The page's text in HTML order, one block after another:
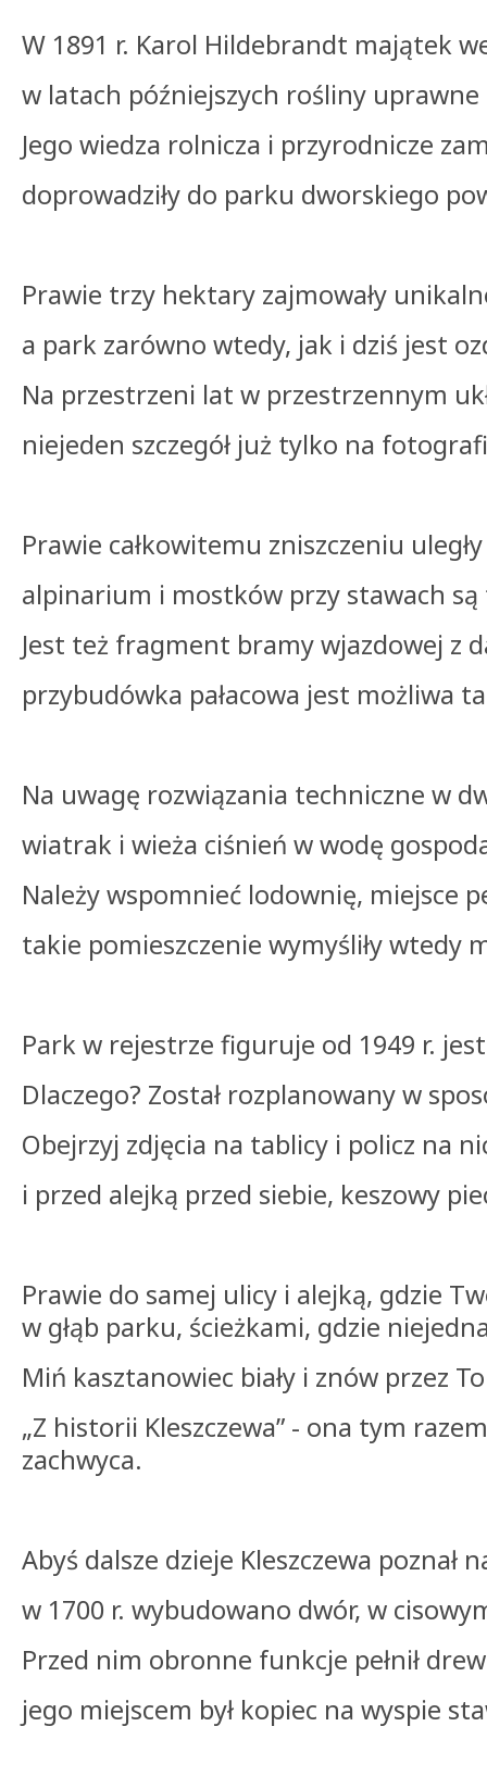
W 1891 r. Karol Hildebrandt majątek
w latach późniejszych rośliny
Jego wiedza rolnicza i przyrodnicze
doprowadziły do parku dworskiego
Prawie trzy hektary zajmowały
a park zarówno wtedy, jak i dziś jest
Na przestrzeni lat w przestrzennym
niejeden szczegół już tylko na
Prawie całkowitemu zniszczeniu uległy
alpinarium i mostków przy stawach są
Jest też fragment bramy wjazdowej z
przybudówka pałacowa jest możliwa
Na uwagę rozwiązania techniczne w
wiatrak i wieża ciśnień w wodę
Należy wspomnieć lodownię, miejsce
takie pomieszczenie wymyśliły wtedy
Park w rejestrze figuruje od 1949 r.
Dlaczego? Został rozplanowany w
Obejrzyj zdjęcia na tablicy i policz
i przed alejką przed siebie, keszowy
Prawie do samej ulicy i alejką, gdzie
w głąb parku, ścieżkami, gdzie
Miń kasztanowiec biały i znów przez
„Z historii Kleszczewa” - ona tym
zachwyca.
Abyś dalsze dzieje Kleszczewa poznał
w 1700 r. wybudowano dwór, w
Przed nim obronne funkcje pełnił
jego miejscem był kopiec na wyspie